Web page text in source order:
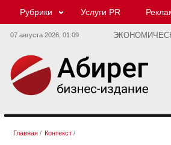
Рубрики Услуги PR
07 августа 2026, 01:09
Главная / Контекст /